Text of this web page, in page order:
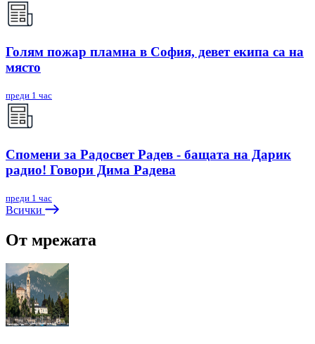
Голям пожар пламна в София, девет екипа са на
място
преди 1 час
Спомени за Радосвет Радев - бащата на Дарик
радио! Говори Дима Радева
преди 1 час
Всички
От мрежата